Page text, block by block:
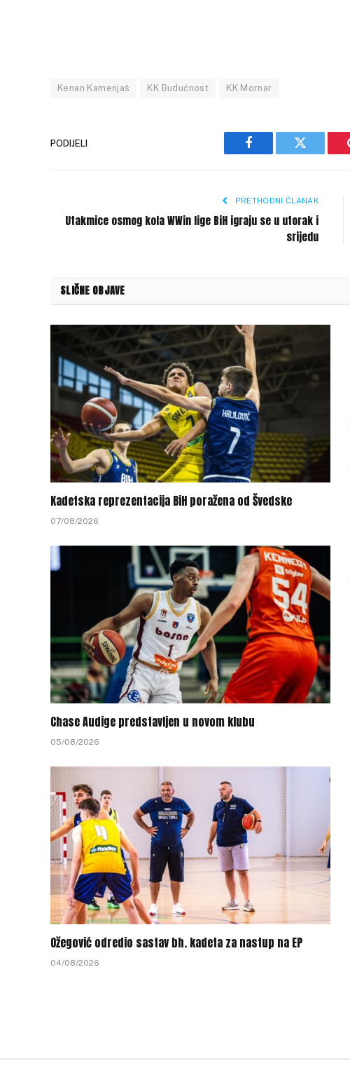
Kenan Kamenjaš KK Budućnost KK Mornar
PODIJELI
Facebook Twitter
PRETHODNI ČLANAK
Utakmice osmog kola WWin lige BiH igraju se u utorak i
srijedu
SLIČNE OBJAVE
Kadetska reprezentacija BiH poražena od Švedske
07/08/2026
Chase Audige predstavljen u novom klubu
05/08/2026
Ožegović odredio sastav bh. kadeta za nastup na EP
04/08/2026